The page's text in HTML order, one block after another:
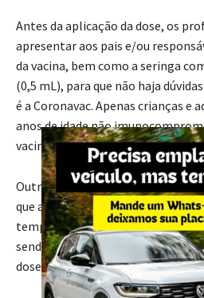
Antes da aplicação da dose, os
apresentar aos pais e/ou
da vacina, bem como a seringa
(0,5 mL), para que não haja
é a Coronavac. Apenas crianças e
anos de idade não
vacina.
Outra recomendação, adotada
que a vacina contra a Covid-19
tempo que outras vacinas de
sendo necessário aguardar um
dose da vacina contra a Covid-19 e